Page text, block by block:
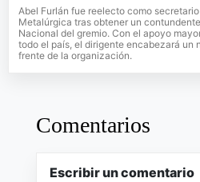
Abel Furlán fue reelecto como
Metalúrgica tras obtener un
Nacional del gremio. Con el apoyo
todo el país, el dirigente encabezará un
frente de la organización.
Comentarios
Escribir un comentario